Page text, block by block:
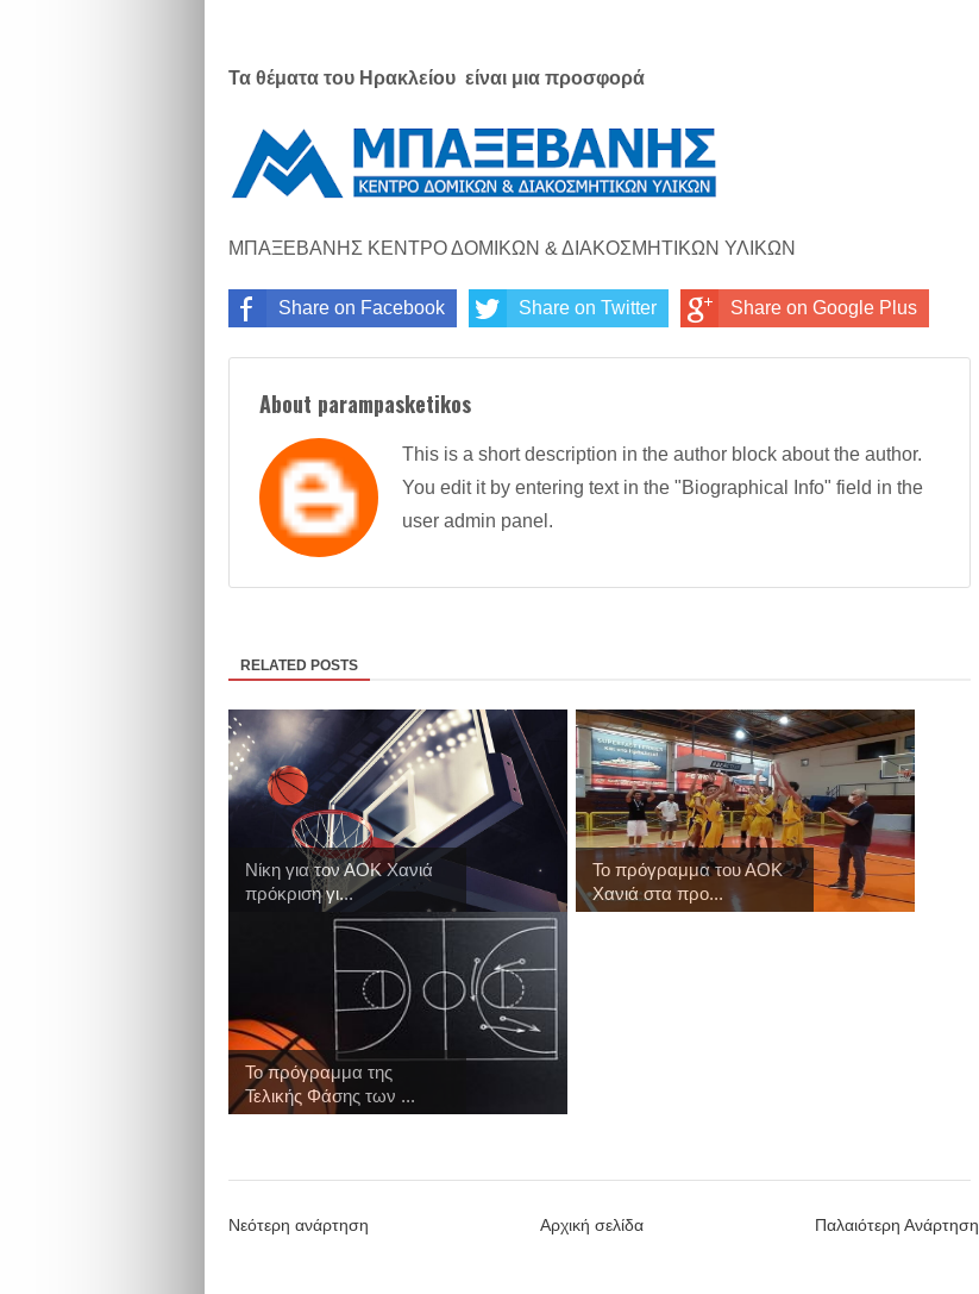
Τα θέματα του Ηρακλείου είναι μια προσφορά
ΜΠΑΞΕΒΑΝΗΣ ΚΕΝΤΡΟ ΔΟΜΙΚΩΝ & ΔΙΑΚΟΣΜΗΤΙΚΩΝ ΥΛΙΚΩΝ
Share on Facebook Share on Twitter Share on Google Plus
About parampasketikos
This is a short description in the author block about the author.
You edit it by entering text in the "Biographical Info" field in the
user admin panel.
RELATED POSTS
Νίκη για τον ΑΟΚ Χανιά
πρόκριση γι...
Το πρόγραμμα του ΑΟΚ
Χανιά στα προ...
Το πρόγραμμα της
Τελικής Φάσης των ...
Νεότερη ανάρτηση Παλαιότερη Ανάρτηση
Αρχική σελίδα